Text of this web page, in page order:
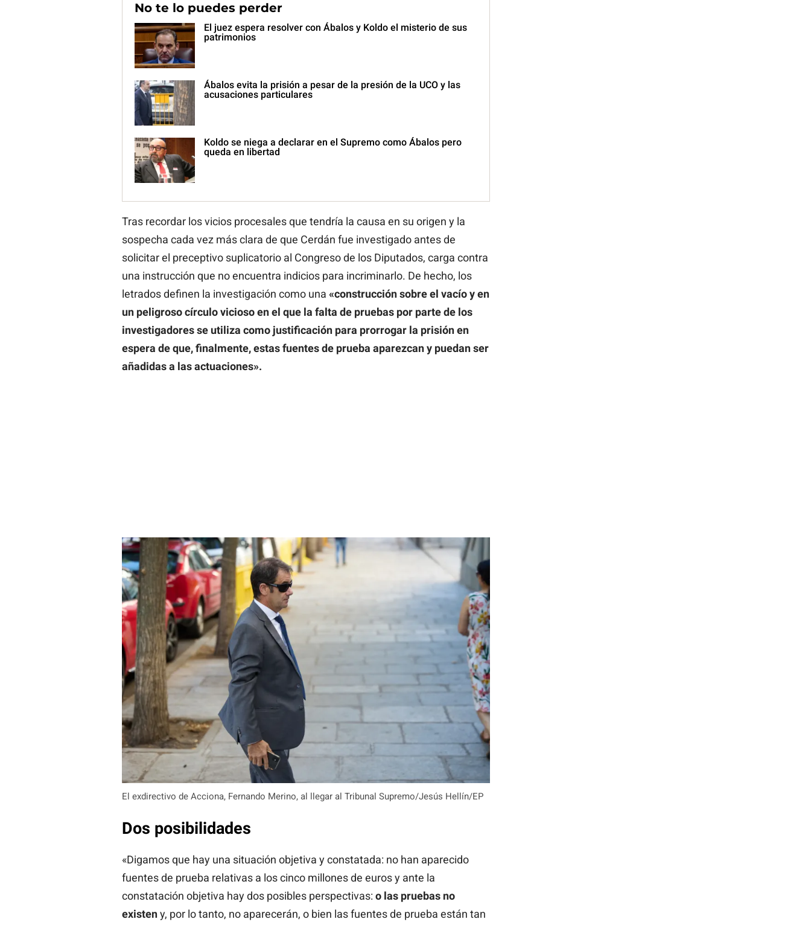
No te lo puedes perder
El juez espera resolver con Ábalos y Koldo el misterio de sus
patrimonios
Ábalos evita la prisión a pesar de la presión de la UCO y las
acusaciones particulares
Koldo se niega a declarar en el Supremo como Ábalos pero
queda en libertad
Tras recordar los vicios procesales que tendría la causa en su origen y la
sospecha cada vez más clara de que Cerdán fue investigado antes de
solicitar el preceptivo suplicatorio al Congreso de los Diputados, carga contra
una instrucción que no encuentra indicios para incriminarlo. De hecho, los
letrados definen la investigación como una «construcción sobre el vacío y en
un peligroso círculo vicioso en el que la falta de pruebas por parte de los
investigadores se utiliza como justificación para prorrogar la prisión en
espera de que, finalmente, estas fuentes de prueba aparezcan y puedan ser
añadidas a las actuaciones».
El exdirectivo de Acciona, Fernando Merino, al llegar al Tribunal Supremo/Jesús Hellín/EP
Dos posibilidades
«Digamos que hay una situación objetiva y constatada: no han aparecido
fuentes de prueba relativas a los cinco millones de euros y ante la
constatación objetiva hay dos posibles perspectivas: o las pruebas no
existeny, por lo tanto, no aparecerán, o bien las fuentes de prueba están tan